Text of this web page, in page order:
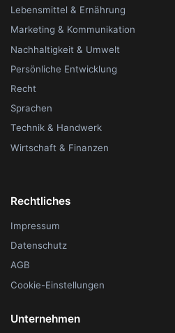
Lebensmittel & Ernährung
Marketing & Kommunikation
Nachhaltigkeit & Umwelt
Persönliche Entwicklung
Recht
Sprachen
Technik & Handwerk
Wirtschaft & Finanzen
Rechtliches
Impressum
Datenschutz
AGB
Cookie-Einstellungen
Unternehmen